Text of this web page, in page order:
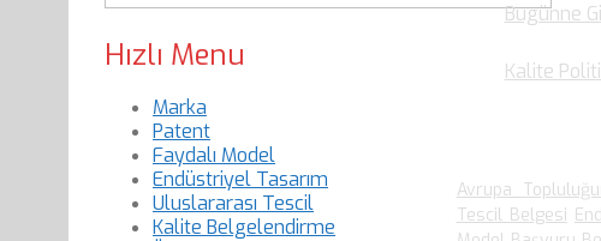
Hızlı Menu
Marka
Patent
Faydalı Model
Endüstriyel Tasarım
Uluslararası Tescil
Kalite Belgelendirme
Bugünne
Kalite
Avrupa
Tescil Belgesi